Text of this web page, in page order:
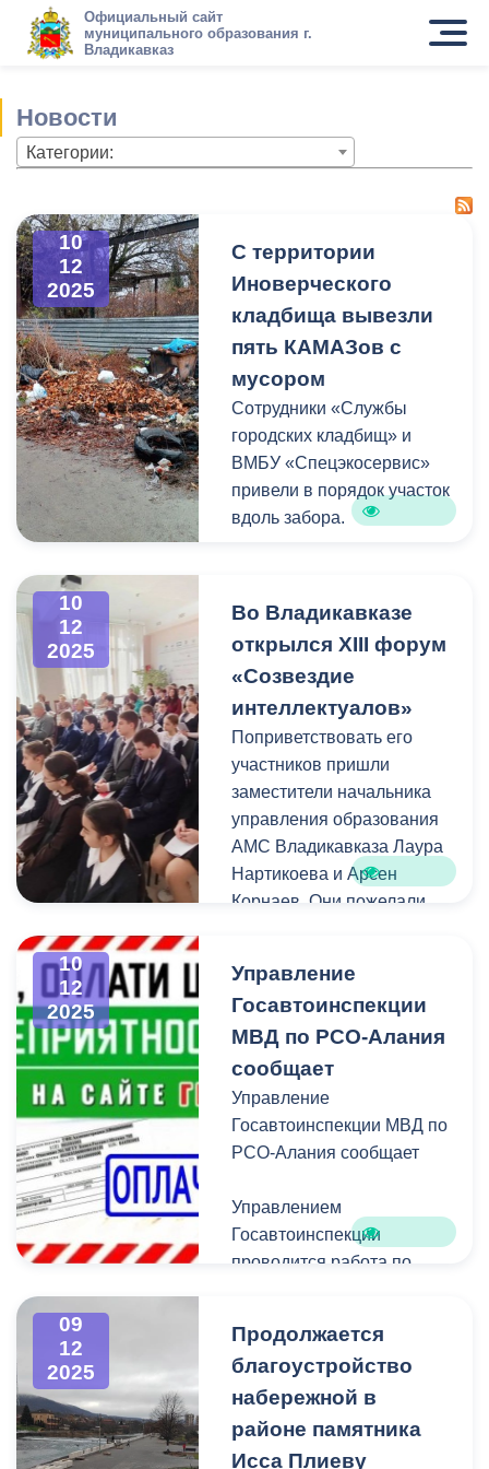
Официальный сайт
муниципального образования г.
Владикавказ
Новости
Категории:
10
12
2025
С территории
Иноверческого
кладбища вывезли
пять КАМАЗов с
мусором
Сотрудники «Службы
городских кладбищ» и
ВМБУ «Спецэкосервис»
привели в порядок участок
вдоль забора.
проводится на восьми
городских кладбищах.
10
12
2025
Во Владикавказе
открылся XIII форум
«Созвездие
интеллектуалов»
Поприветствовать его
участников пришли
заместители начальника
управления образования
АМС Владикавказа Лаура
Нартикоева и Арсен
Корнаев. Они пожелали
и реализации
амбициозных идей.
На площадке Центра
развития творчества
одаренных детей и
юношества «Интеллект»
представили свои научно-
практические разработки.
Они защитили проекты в
технического,
художественного и
гуманитарного
направлений.
10
12
2025
Управление
Госавтоинспекции
МВД по РСО‑Алания
сообщает
Управление
Госавтоинспекции МВД по
РСО‑Алания сообщает
Управлением
Госавтоинспекции
проводится работа по
штрафов в соответствии с
частью 1 статьи 20.25
Кодекса Российской
Федерации об
административных
09
12
2025
Продолжается
благоустройство
набережной в
районе памятника
Исса Плиеву